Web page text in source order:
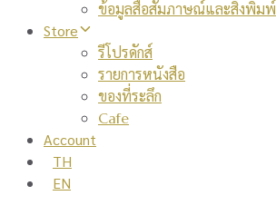
ข้อมูลสื่อสัมภาษณ์และสิ่งพิมพ์
Store
รีโปรดักส์
รายการหนังสือ
ของที่ระลึก
Cafe
Account
TH
EN